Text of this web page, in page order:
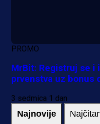
PROMO
MrBit: Registruj se i
prvenstva uz bonus
3 sedmica 1 dan
Najnovije